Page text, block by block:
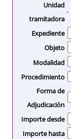
Unidad
tramitadora
-
Expediente
Objeto
Modalidad
Procedimiento
Forma de
Adjudicación
Importe desde
Importe hasta